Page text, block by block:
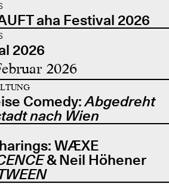
aha Festival 2026
2026
2026
Comedy:Abgedreht
nach Wien
WÆXE
& Neil Höhener